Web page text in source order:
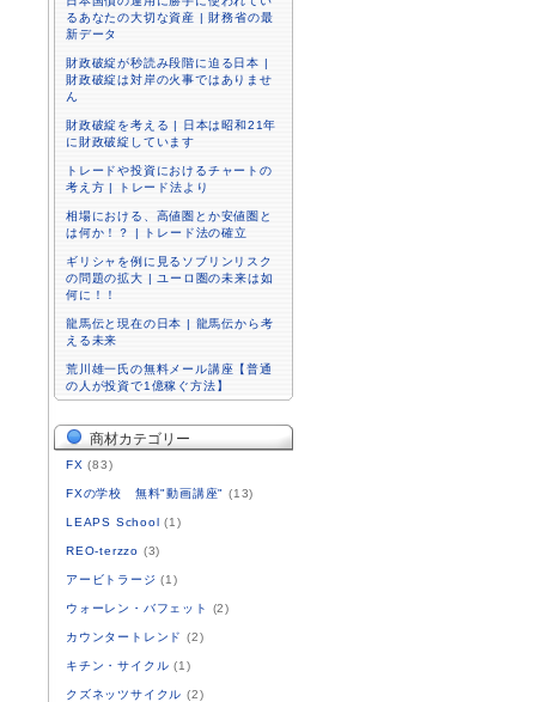
るあなたの大切な資産 | 財務省の最
新データ
財政破綻が秒読み段階に迫る日本 |
財政破綻は対岸の火事ではありませ
ん
財政破綻を考える | 日本は昭和21年
に財政破綻しています
トレードや投資におけるチャートの
考え方 | トレード法より
相場における、高値圏とか安値圏と
は何か！？ | トレード法の確立
ギリシャを例に見るソブリンリスク
の問題の拡大 | ユーロ圏の未来は如
何に！！
龍馬伝と現在の日本 | 龍馬伝から考
える未来
荒川雄一氏の無料メール講座【普通
の人が投資で1億稼ぐ方法】
商材カテゴリー
FX (83)
FXの学校 無料"動画講座" (13)
LEAPS School (1)
REO-terzzo (3)
アービトラージ (1)
ウォーレン・バフェット (2)
カウンタートレンド (2)
キチン・サイクル (1)
クズネッツサイクル (2)